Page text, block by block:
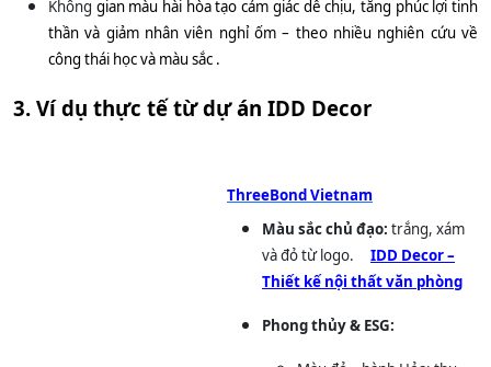
Không gian màu hài hòa tạo cảm giác dễ chịu, tăng phúc lợi tinh
thần và giảm nhân viên nghỉ ốm – theo nhiều nghiên cứu về
công thái học và màu sắc .
3. Ví dụ thực tế từ dự án IDD Decor
ThreeBond Vietnam
Màu sắc chủ đạo: trắng, xám
và đỏ từ logo.
IDD Decor –
Thiết kế nội thất văn phòng
Phong thủy & ESG: